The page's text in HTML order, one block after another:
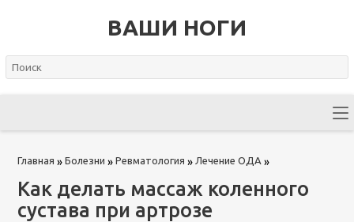
ВАШИ НОГИ
Главная » Болезни » Ревматология » Лечение ОДА»
Как делать массаж коленного
сустава при артрозе